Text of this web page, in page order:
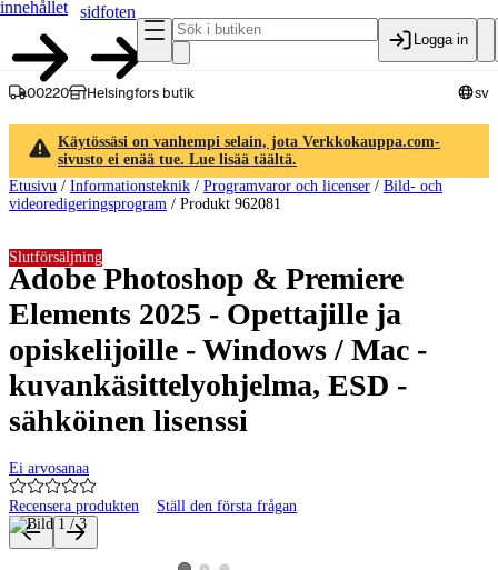
innehållet
sidfoten
Logga in
00220 Helsingfors butik sv
Käytössäsi on vanhempi selain, jota Verkkokauppa.com-
sivusto ei enää tue. Lue lisää täältä.
Etusivu / Informationsteknik / Programvaror och licenser / Bild- och
videoredigeringsprogram / Produkt 962081
Adobe Photoshop & Premiere
Elements 2025 - Opettajille ja
opiskelijoille - Windows / Mac -
kuvankäsittelyohjelma, ESD -
sähköinen lisenssi
Ei arvosanaa
Recensera produkten Ställ den första frågan
Slutförsäljning
Produktbilder och videor